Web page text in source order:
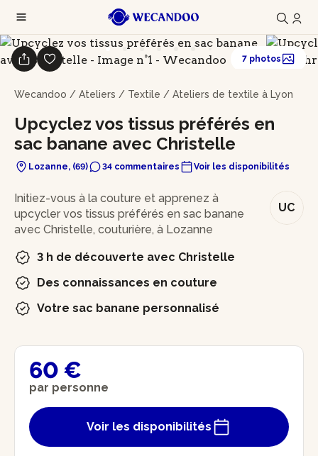
Wecandoo / Ateliers / Textile / Ateliers de textile à Lyon
Upcyclez vos tissus préférés en
sac banane avec Christelle
Lozanne, (69) 34 commentaires Voir les disponibilités
7 photos
En bref
UC
Initiez-vous à la couture et apprenez à
upcycler vos tissus préférés en sac banane
avec Christelle, couturière, à Lozanne
3 h de découverte avec Christelle
Des connaissances en couture
Votre sac banane personnalisé
60 €
par personne
Voir les disponibilités